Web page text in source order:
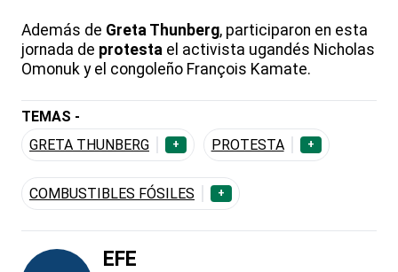
Además de Greta Thunberg, participaron en esta
jornada de protesta el activista ugandés Nicholas
Omonuk y el congoleño François Kamate.
TEMAS -
GRETA THUNBERG
+ PROTESTA +
COMBUSTIBLES FÓSILES +
EFE